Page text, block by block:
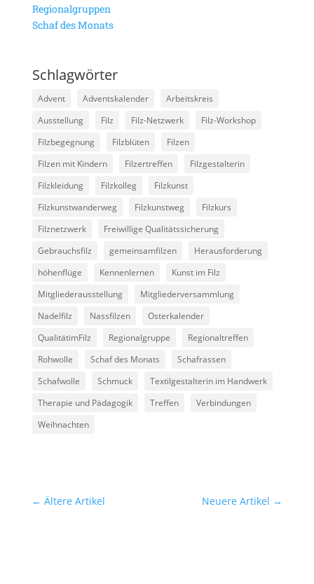
Regionalgruppen
Schaf des Monats
Schlagwörter
Advent Adventskalender
Arbeitskreis
Ausstellung
Filz Filz-Netzwerk
Filz-Workshop
Filzbegegnung
Filzblüten
Filzen
Filzen mit Kindern
Filzertreffen
Filzgestalterin
Filzkleidung
Filzkolleg
Filzkunst
Filzkunstwanderweg
Filzkunstweg
Filzkurs
Filznetzwerk
Freiwillige Qualitätssicherung
Gebrauchsfilz
gemeinsamfilzen
Herausforderung
höhenflüge
Kennenlernen
Kunst im Filz
Mitgliederausstellung
Mitgliederversammlung
Nadelfilz
Nassfilzen
Osterkalender
QualitätimFilz
Regionalgruppe
Regionaltreffen
Rohwolle
Schaf des Monats
Schafrassen
Schafwolle
Schmuck
Textilgestalterin im Handwerk
Therapie und Pädagogik
Treffen
Verbindungen
Weihnachten
← Ältere Artikel Neuere Artikel →